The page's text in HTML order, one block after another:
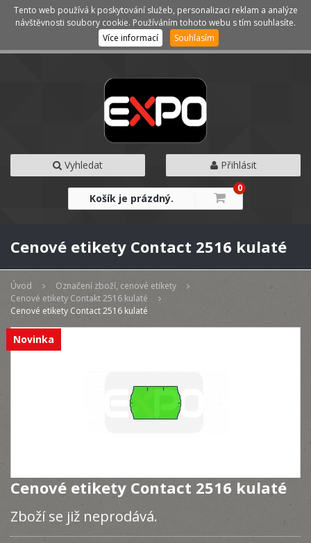
Kategorie Menu
Vyhledat Přihlásit
Košík je prázdný.
0
Cenové etikety Contact 2516 kulaté
Úvod
Označení zboží, cenové etikety
Cenové etikety Contakt 2516 kulaté
Cenové etikety Contact 2516 kulaté
Novinka
Cenové etikety Contact 2516 kulaté
Zboží se již neprodává.
Tento web používá k poskytování služeb, personalizaci reklam a analýze
návštěvnosti soubory cookie. Používáním tohoto webu s tím souhlasíte.
Více informací
Souhlasím